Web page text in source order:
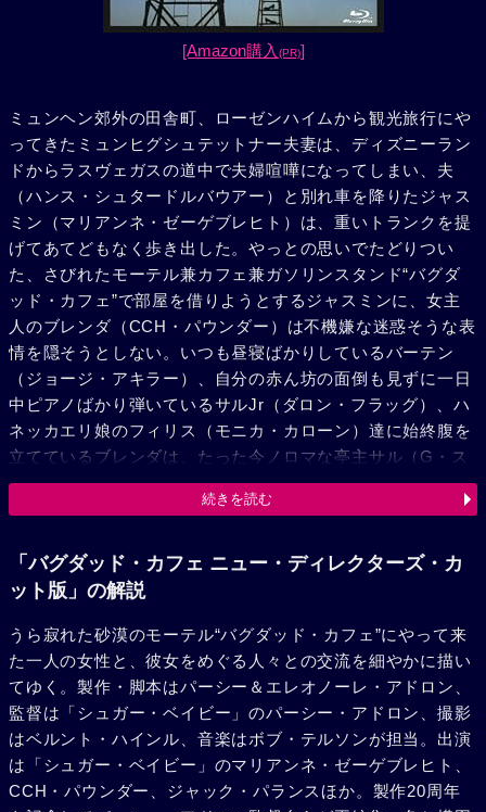
[Amazon購入 (PR)]
ミュンヘン郊外の田舎町、ローゼンハイムから観光旅行にや
ってきたミュンヒグシュテットナー夫妻は、ディズニーラン
ドからラスヴェガスの道中で夫婦喧嘩になってしまい、夫
（ハンス・シュタードルバウアー）と別れ車を降りたジャス
ミン（マリアンネ・ゼーゲブレヒト）は、重いトランクを提
げてあてどもなく歩き出した。やっとの思いでたどりつい
た、さびれたモーテル兼カフェ兼ガソリンスタンド“バグダ
ッド・カフェ”で部屋を借りようとするジャスミンに、女主
人のブレンダ（CCH・パウンダー）は不機嫌な迷惑そうな表
情を隠そうとしない。いつも昼寝ばかりしているバーテン
（ジョージ・アキラー）、自分の赤ん坊の面倒も見ずに一日
中ピアノばかり弾いているサルJr（ダロン・フラッグ）、ハ
ネッカエリ娘のフィリス（モニカ・カローン）達に始終腹を
立てているブレンダは、たった今ノロマな亭主サル（G・ス
モーキー・キャンベル）を追い出したばかりだったのだ。ト
ラック野郎相手の女刺青師デビー（クリスティーネ・カウフ
ルーディ（ジャック・パランス）、そしてヒッチハイカーの
エリック（アラン・S・クレイグ）と、客も奇妙なのばか
を追いだそうと躍起になるが、彼女の怒りが爆発するのは、
ブレンダの留守中にジャスミンがモーテルの大掃除をしてし
まったこと。しかしその頃から、サルJrとフェリスがいつし
か失くしていた包容力を求め、ジャスミンの部屋をしばしば
訪ね、また彼女の柔和な人柄と笑顔に魅かれたルーディは、
絵のモデルに、とジャスミンを口説き始める。そしてブレン
ダは、ある朝カフェの客相手に手品を披露し始めたジャスミ
続きを読む
「バグダッド・カフェ ニュー・ディレクターズ・カ
ット版」の解説
うら寂れた砂漠のモーテル“バグダッド・カフェ”にやって来
た一人の女性と、彼女をめぐる人々との交流を細やかに描い
てゆく。製作・脚本はパーシー＆エレオノーレ・アドロン、
監督は「シュガー・ベイビー」のパーシー・アドロン、撮影
はベルント・ハインル、音楽はボブ・テルソンが担当。出演
は「シュガー・ベイビー」のマリアンネ・ゼーゲブレヒト、
CCH・パウンダー、ジャック・パランスほか。製作20周年